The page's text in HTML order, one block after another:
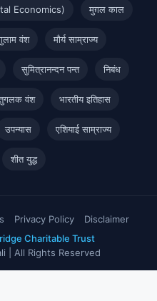
Economics) मुग़ल काल
वंश मौर्य साम्राज्य
सुमित्रानन्दन पन्त निबंध
वंश भारतीय इतिहास
उपन्यास एशियाई साम्राज्य
शीत युद्ध
Privacy Policy
Disclaimer
Charitable Trust
| All Rights Reserved